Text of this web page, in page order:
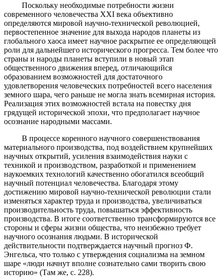
Поскольку необходимые потребности жизни
современного человечества ХХI века объективно
определяются мировой научно-технической революцией,
первостепенное значение для выхода народов планеты из
глобального хаоса имеет научное раскрытие ее определяющей
роли для дальнейшего исторического прогресса. Тем более что
страны и народы планеты вступили в новый этап
общественного движения вперед, отличающийся
образованием возможностей для достаточного
удовлетворения человеческих потребностей всего населения
земного шара, чего раньше не могла знать всемирная история.
Реализация этих возможностей встала на повестку дня
грядущей исторической эпохи, что предполагает научное
осознание народными массами.
В процессе коренного научного совершенствования
материального производства, под воздействием крупнейших
научных открытий, усиления взаимодействия науки с
техникой и производством, разработкой и применением
наукоемких технологий качественно обогатился всеобщий
научный потенциал человечества. Благодаря этому
достижению мировой научно-технической революции стали
изменяться характер труда и производства, увеличиваться
производительность труда, повышаться эффективность
производства. В итоге соответственно трансформируются все
стороны и сферы жизни общества, что неизбежно требует
научного осознания людьми. В исторической
действительности подтверждается научный прогноз Ф.
Энгельса, что только с утверждения социализма на земном
шаре «люди начнут вполне сознательно сами творить свою
историю» (Там же, с. 228).